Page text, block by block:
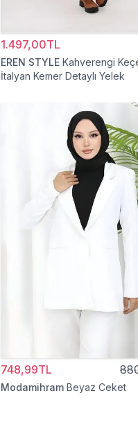
1.497,00TL
EREN STYLE Kahverengi
İtalyan Kemer Detaylı Yelek
748,99TL
Modamihram Beyaz Ceket